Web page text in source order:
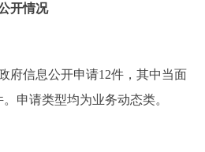
开情况
信息公开申请12件，其中当面
申请类型均为业务动态类。